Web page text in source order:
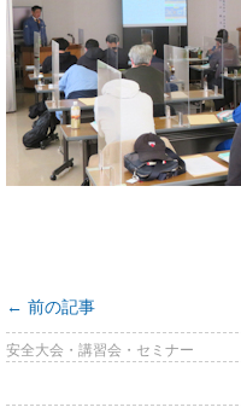
← 前の記事
安全大会・講習会・セミナー